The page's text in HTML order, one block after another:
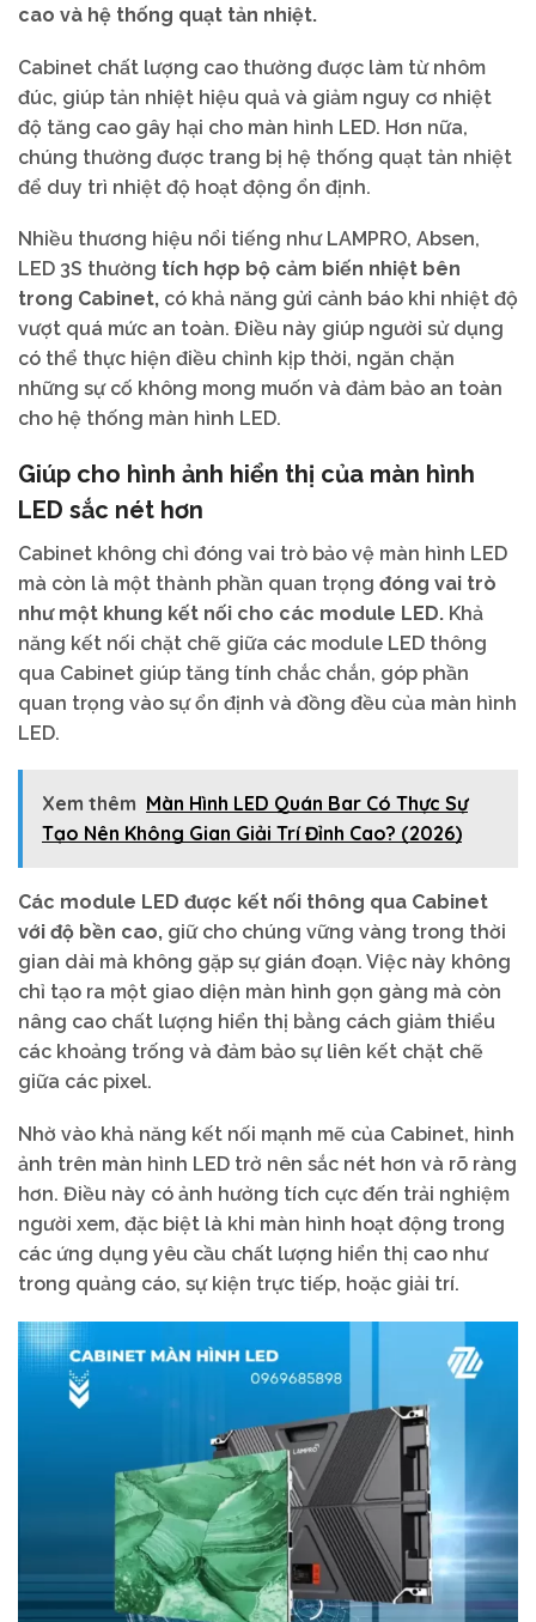
cao và hệ thống quạt tản nhiệt.
Cabinet chất lượng cao thường được làm từ nhôm
đúc, giúp tản nhiệt hiệu quả và giảm nguy cơ nhiệt
độ tăng cao gây hại cho màn hình LED. Hơn nữa,
chúng thường được trang bị hệ thống quạt tản nhiệt
để duy trì nhiệt độ hoạt động ổn định.
Nhiều thương hiệu nổi tiếng như LAMPRO, Absen,
LED 3S thường tích hợp bộ cảm biến nhiệt bên
trong Cabinet, có khả năng gửi cảnh báo khi nhiệt độ
vượt quá mức an toàn. Điều này giúp người sử dụng
có thể thực hiện điều chỉnh kịp thời, ngăn chặn
những sự cố không mong muốn và đảm bảo an toàn
cho hệ thống màn hình LED.
Giúp cho hình ảnh hiển thị của màn hình
LED sắc nét hơn
Cabinet không chỉ đóng vai trò bảo vệ màn hình LED
mà còn là một thành phần quan trọng đóng vai trò
như một khung kết nối cho các module LED. Khả
năng kết nối chặt chẽ giữa các module LED thông
qua Cabinet giúp tăng tính chắc chắn, góp phần
quan trọng vào sự ổn định và đồng đều của màn hình
LED.
Xem thêm Màn Hình LED Quán Bar Có Thực Sự
Tạo Nên Không Gian Giải Trí Đỉnh Cao? (2026)
Các module LED được kết nối thông qua Cabinet
với độ bền cao, giữ cho chúng vững vàng trong thời
gian dài mà không gặp sự gián đoạn. Việc này không
chỉ tạo ra một giao diện màn hình gọn gàng mà còn
nâng cao chất lượng hiển thị bằng cách giảm thiểu
các khoảng trống và đảm bảo sự liên kết chặt chẽ
giữa các pixel.
Nhờ vào khả năng kết nối mạnh mẽ của Cabinet, hình
ảnh trên màn hình LED trở nên sắc nét hơn và rõ ràng
hơn. Điều này có ảnh hưởng tích cực đến trải nghiệm
người xem, đặc biệt là khi màn hình hoạt động trong
các ứng dụng yêu cầu chất lượng hiển thị cao như
trong quảng cáo, sự kiện trực tiếp, hoặc giải trí.